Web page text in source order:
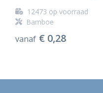
12473 op voorraad
Bamboe
vanaf € 0,28